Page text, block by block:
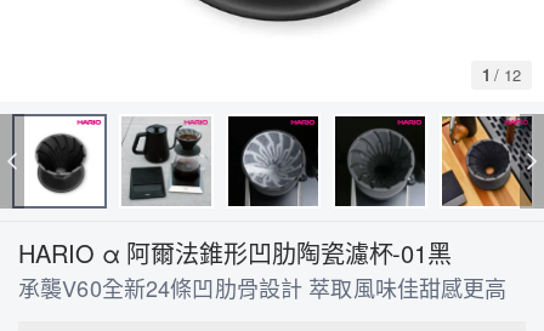
1 / 12
HARIO α 阿爾法錐形凹肋陶瓷濾杯-01黑
承襲V60全新24條凹肋骨設計 萃取風味佳甜感更高